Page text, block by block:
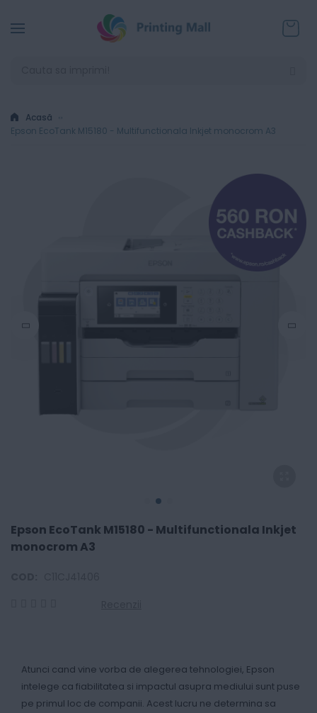
Acasă
Epson EcoTank M15180 - Multifunctionala Inkjet monocrom A3
Epson EcoTank M15180 - Multifunctionala Inkjet
monocrom A3
Atunci cand vine vorba de alegerea tehnologiei, Epson
intelege ca fiabilitatea si impactul asupra mediului sunt puse
pe primul loc de companii. Acest lucru ne determina sa